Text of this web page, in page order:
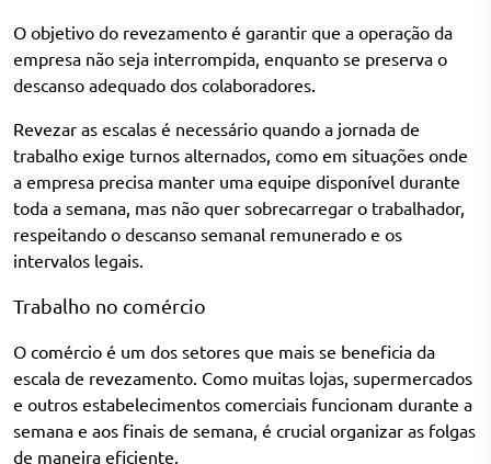
O objetivo do revezamento é garantir que a operação da
empresa não seja interrompida, enquanto se preserva o
descanso adequado dos colaboradores.
Revezar as escalas é necessário quando a jornada de
trabalho exige turnos alternados, como em situações onde
a empresa precisa manter uma equipe disponível durante
toda a semana, mas não quer sobrecarregar o trabalhador,
respeitando o descanso semanal remunerado e os
intervalos legais.
Trabalho no comércio
O comércio é um dos setores que mais se beneficia da
escala de revezamento. Como muitas lojas, supermercados
e outros estabelecimentos comerciais funcionam durante a
semana e aos finais de semana, é crucial organizar as folgas
de maneira eficiente.